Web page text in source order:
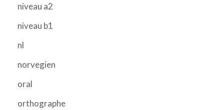
niveau a2
niveau b1
nl
norvegien
oral
orthographe